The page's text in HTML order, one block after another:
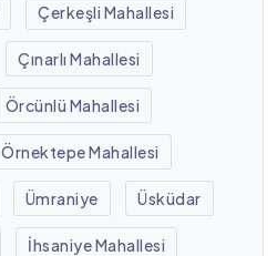
Çerkeşli Mahallesi
Çınarlı Mahallesi
Örcünlü Mahallesi
Örnektepe Mahallesi
Ümraniye Üsküdar
İhsaniye Mahallesi